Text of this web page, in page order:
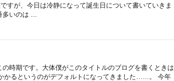
すが、今日は冷静になって誕生日について書いていきま
多いのは ...
時期です。大体僕がこのタイトルのブログを書くときは
かるというのがデフォルトになってきました……。 今年